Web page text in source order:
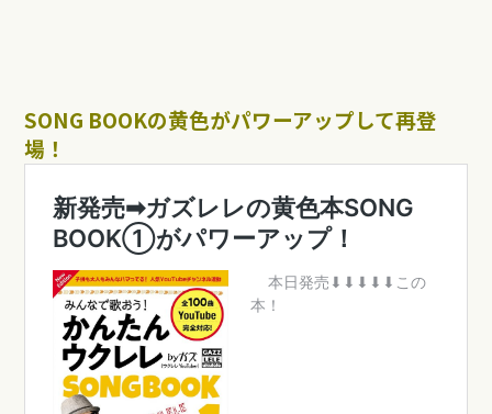
SONG BOOKの黄色がパワーアップして再登
場！